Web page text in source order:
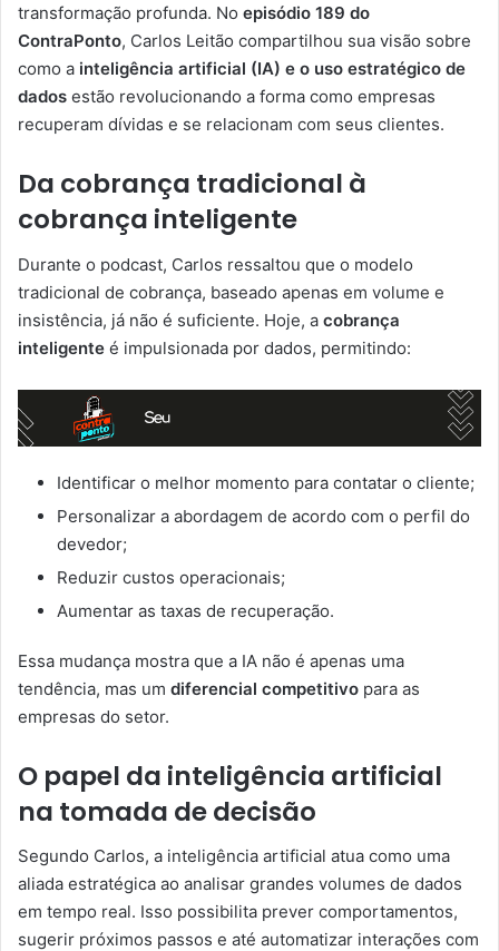
transformação profunda. No episódio 189 do
ContraPonto, Carlos Leitão compartilhou sua visão sobre
como a inteligência artificial (IA) e o uso estratégico de
dados estão revolucionando a forma como empresas
recuperam dívidas e se relacionam com seus clientes.
Da cobrança tradicional à
cobrança inteligente
Durante o podcast, Carlos ressaltou que o modelo
tradicional de cobrança, baseado apenas em volume e
insistência, já não é suficiente. Hoje, a cobrança
inteligente é impulsionada por dados, permitindo:
Identificar o melhor momento para contatar o cliente;
Personalizar a abordagem de acordo com o perfil do
devedor;
Reduzir custos operacionais;
Aumentar as taxas de recuperação.
Essa mudança mostra que a IA não é apenas uma
tendência, mas um diferencial competitivo para as
empresas do setor.
O papel da inteligência artificial
na tomada de decisão
Segundo Carlos, a inteligência artificial atua como uma
aliada estratégica ao analisar grandes volumes de dados
em tempo real. Isso possibilita prever comportamentos,
sugerir próximos passos e até automatizar interações com